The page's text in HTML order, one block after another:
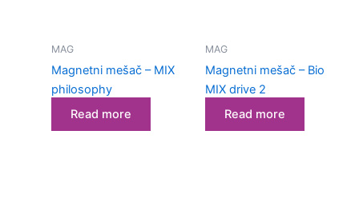
MAG
Magnetni mešač – MIX
philosophy
Read more
MAG
Magnetni mešač – Bio
MIX drive 2
Read more